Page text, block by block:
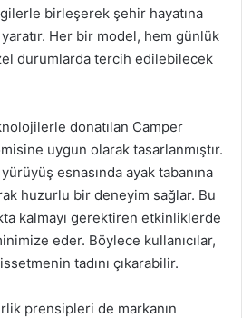
birleşerek şehir hayatına
Her bir model, hem günlük
durumlarda tercih edilebilecek
donatılan Camper
uygun olarak tasarlanmıştır.
esnasında ayak tabanına
huzurlu bir deneyim sağlar. Bu
kalmayı gerektiren etkinliklerde
eder. Böylece kullanıcılar,
tadını çıkarabilir.
prensipleri de markanın